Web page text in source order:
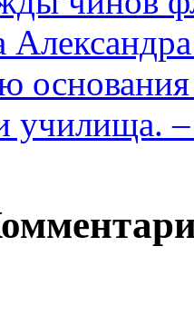
училища.